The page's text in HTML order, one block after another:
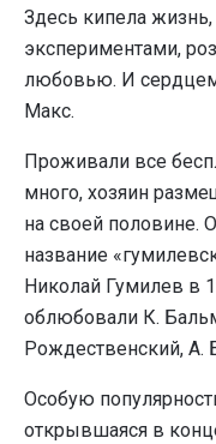
Здесь кипела
экспериментами,
любовью. И сердцем
Макс.
Проживали все
много, хозяин
на своей половине.
название
Николай Гумилев в
облюбовали К.
Рождественский, А.
Особую
открывшаяся в